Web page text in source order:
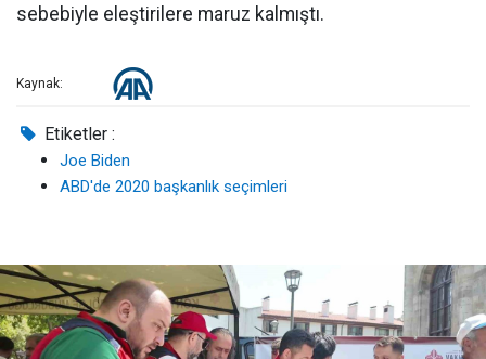
sebebiyle eleştirilere maruz kalmıştı.
Kaynak:
Etiketler :
Joe Biden
ABD'de 2020 başkanlık seçimleri